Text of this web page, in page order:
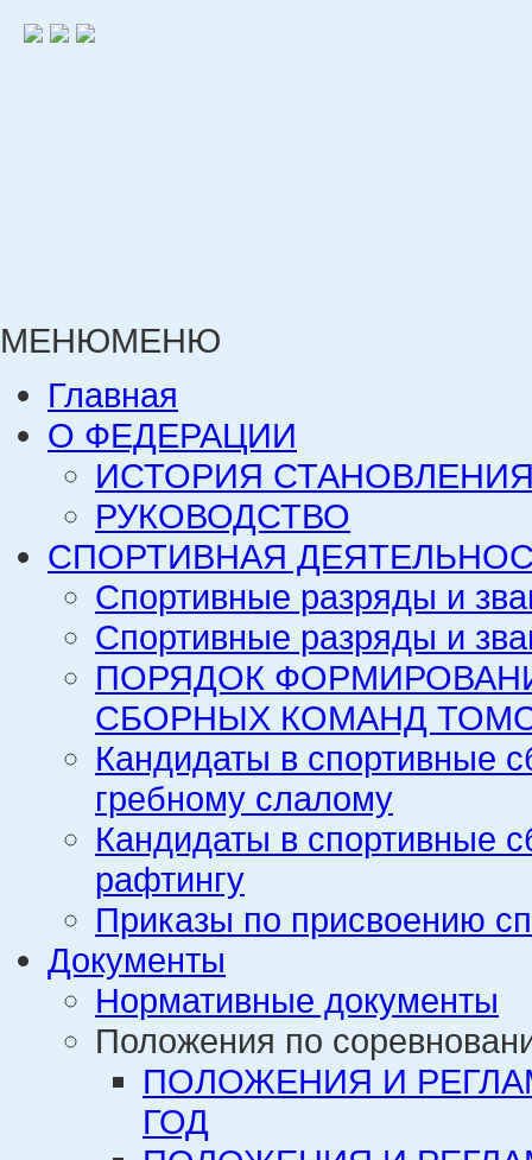
МЕНЮМЕНЮ
Главная
О ФЕДЕРАЦИИ
ИСТОРИЯ
РУКОВОДСТВО
СПОРТИВНАЯ
Спортивные разряды и
Спортивные разряды и
ПОРЯДОК
СБОРНЫХ КОМАНД
Кандидаты в спортивные
гребному слалому
Кандидаты в спортивные
рафтингу
Приказы по присвоению
Документы
Нормативные документы
Положения по
ПОЛОЖЕНИЯ И
ГОД